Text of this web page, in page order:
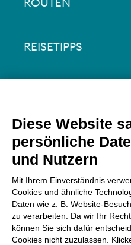
REISETIPPS
Via Paolo
Dossobuono di
Diese Website
persönliche
und Nutzern
Mit Ihrem Einverständnis
Cookies und ähnliche
Daten wie z. B. Website-
zu verarbeiten. Da wir Ihr
können Sie sich dafür
Cookies nicht zuzulassen.